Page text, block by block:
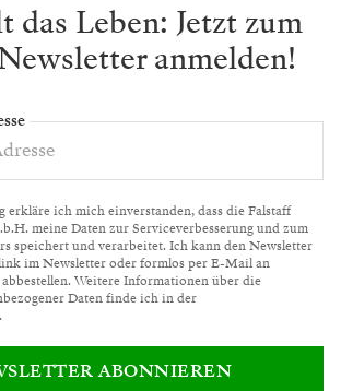
das Leben: Jetzt zum
anmelden!
ich mich einverstanden, dass die Falstaff
meine Daten zur Serviceverbesserung und zum
speichert und verarbeitet. Ich kann den Newsletter
im Newsletter oder formlos per E-Mail an
abbestellen. Weitere Informationen über die
Daten finde ich in der
.
ABONNIEREN